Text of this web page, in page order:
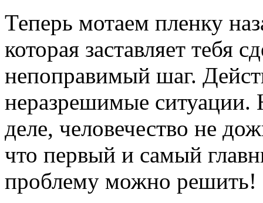
Теперь мотаем пленку
которая заставляет тебя
непоправимый шаг.
неразрешимые
деле, человечество не
что первый и самый
проблему можно решить!